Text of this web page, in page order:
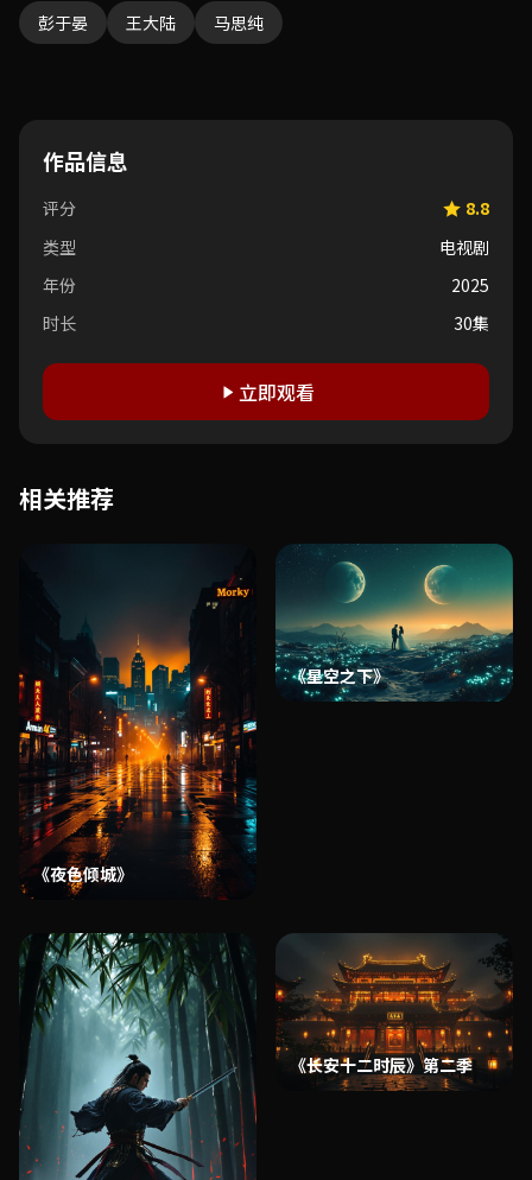
彭于晏 王大陆 马思纯
作品信息
评分
8.8
类型
电视剧
年份
2025
时长
30集
立即观看
相关推荐
《夜色倾城》
《星空之下》
《长安十二时辰》第二季